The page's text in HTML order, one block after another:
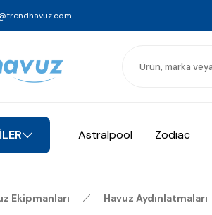
Astralpool Zodiac
Ekipmanları Havuz Aydınlatmaları